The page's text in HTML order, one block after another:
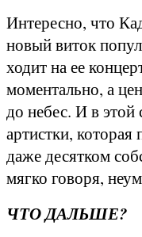
Интересно, что
новый виток
ходит на ее
моментально, а
до небес. И в этой
артистки, которая
даже десятком
мягко говоря,
ЧТО ДАЛЬШЕ?